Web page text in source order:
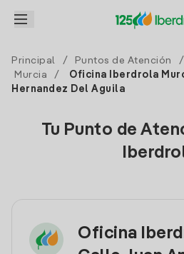
Principal / Puntos de Atención /
Murcia
/
Oficina Iberdrola
Hernandez Del Aguila
Tu Punto de
Oficina